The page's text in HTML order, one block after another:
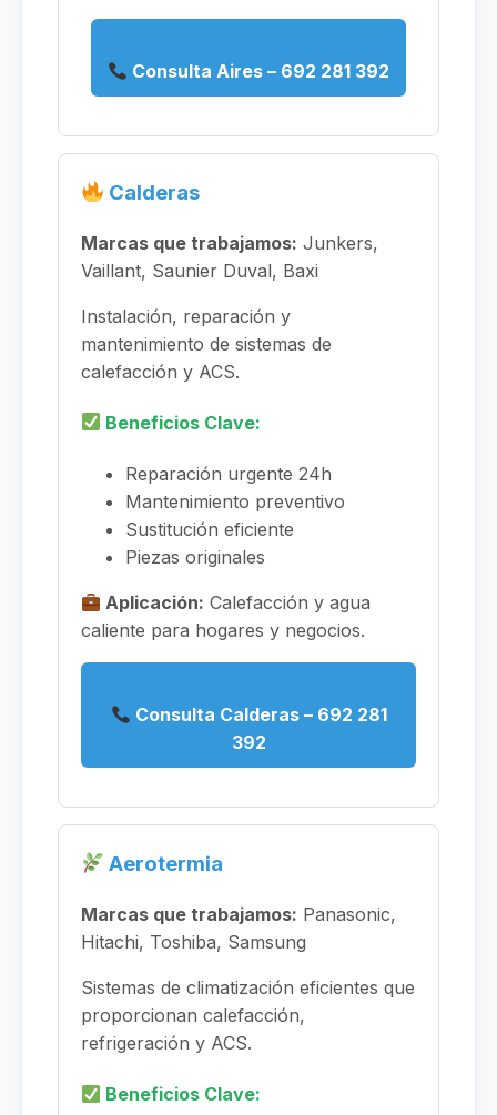
Consulta Aires – 692 281 392
Calderas
Marcas que trabajamos: Junkers,
Vaillant, Saunier Duval, Baxi
Instalación, reparación y
mantenimiento de sistemas de
calefacción y ACS.
Beneficios Clave:
Reparación urgente 24h
Mantenimiento preventivo
Sustitución eficiente
Piezas originales
Aplicación: Calefacción y agua
caliente para hogares y negocios.
Consulta Calderas – 692 281
392
Aerotermia
Marcas que trabajamos: Panasonic,
Hitachi, Toshiba, Samsung
Sistemas de climatización eficientes que
proporcionan calefacción,
refrigeración y ACS.
Beneficios Clave: